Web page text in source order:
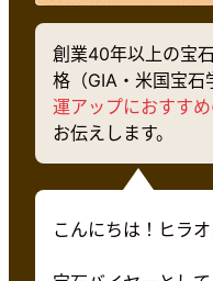
創業40年以上の宝
格（GIA・米国宝石
運アップにおすす
お伝えします。
こんにちは！ヒラ